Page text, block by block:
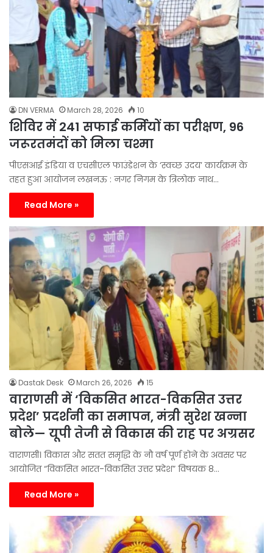
DN VERMA March 28, 2026 10
शिविर में 241 सफाई कर्मियों का परीक्षण, 96
जरूरतमंदों को मिला चश्मा
पीएसआई इंडिया व एचसीएल फाउंडेशन के ‘स्वच्छ उदय’ कार्यक्रम के
तहत हुआ आयोजन लखनऊ : नगर निगम के त्रिलोक नाथ…
Read More »
Dastak Desk March 26, 2026 15
वाराणसी में ‘विकसित भारत-विकसित उत्तर
प्रदेश’ प्रदर्शनी का समापन, मंत्री सुरेश खन्ना
बोले— यूपी तेजी से विकास की राह पर अग्रसर
वाराणसी। विकास और सतत समृद्धि के नौ वर्ष पूर्ण होने के अवसर पर
आयोजित “विकसित भारत-विकसित उत्तर प्रदेश” विषयक 8…
Read More »